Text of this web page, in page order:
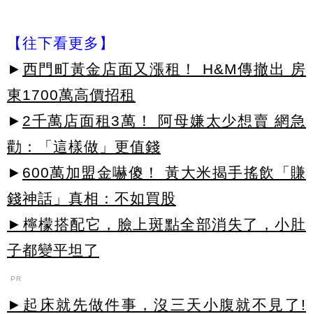
【往下看更多】
► 西門町黃金店面又漲租！ H&M傳撤出 房
東1700萬高價招租
► 2千萬店面租3萬！ 阿母嫌太少想賣 網急
勸：「這樣做」更值錢
► 600萬加盟金嚇傻！ 黃大米揭手搖飲「賺
錢神話」真相：不如買股
►檸檬搭配它，臉上斑點全部消失了，小肚
子都變平坦了
PR
►起床就先做件事，沒三天小腹就不見了!